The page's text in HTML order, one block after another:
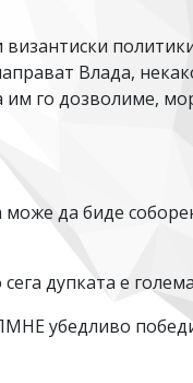
византиски
Влада,
им го дозволиме,
да биде
дупката е
убедливо